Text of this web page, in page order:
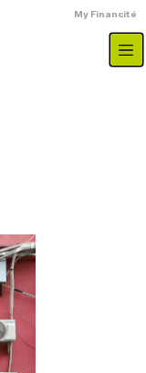
My Financité